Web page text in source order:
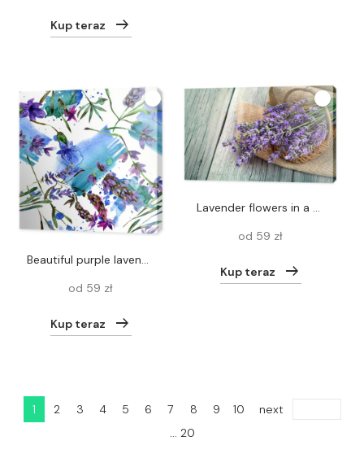
Kup teraz
Beautiful purple lavender flowers isolated on white. Watercolor background illustration. Watercolour drawing fashion aquarelle. Seamless background pattern.
od 59 zł
Kup teraz
lavender flowers in a basket with burlap on the wooden backgroun
od 59 zł
Kup teraz
1 2 3 4 5 6 7 8 9 10
next
... 20